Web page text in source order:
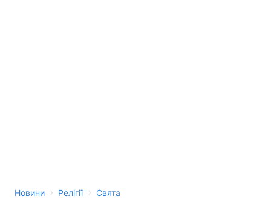
Новини › Релігії › Свята